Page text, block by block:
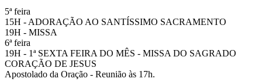
5ª feira
15H - ADORAÇÃO AO SANTÍSSIMO SACRAMENTO
19H - MISSA
6ª feira
19H - 1ª SEXTA FEIRA DO MÊS - MISSA DO SAGRADO
CORAÇÃO DE JESUS
Apostolado da Oração - Reunião às 17h.